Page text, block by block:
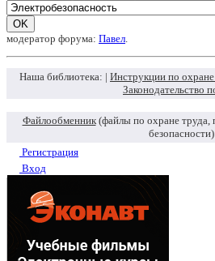
модератор форума: Павел
Наша библиотека: | Инструкции по охране
Законодательство
Файлообменник(файлы по охране
безопасности)
Регистрация
Вход